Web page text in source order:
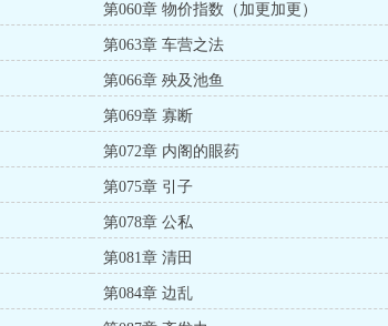
第060章 物价指数（加更加更）
第063章 车营之法
第066章 殃及池鱼
第069章 寡断
第072章 内阁的眼药
第075章 引子
第078章 公私
第081章 清田
第084章 边乱